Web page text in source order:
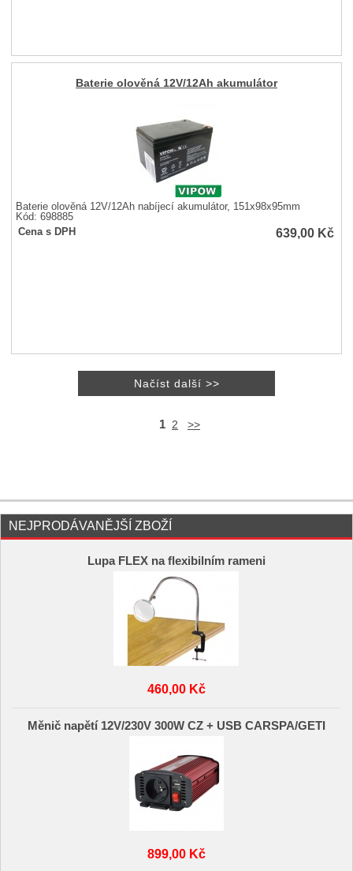
Baterie olověná 12V/12Ah akumulátor
Baterie olověná 12V/12Ah nabíjecí akumulátor, 151x98x95mm
Kód: 698885
Cena s DPH
639,00 Kč
1 2 >>
NEJPRODÁVANĚJŠÍ ZBOŽÍ
Lupa FLEX na flexibilním rameni
460,00 Kč
Měnič napětí 12V/230V 300W CZ + USB CARSPA/GETI
899,00 Kč